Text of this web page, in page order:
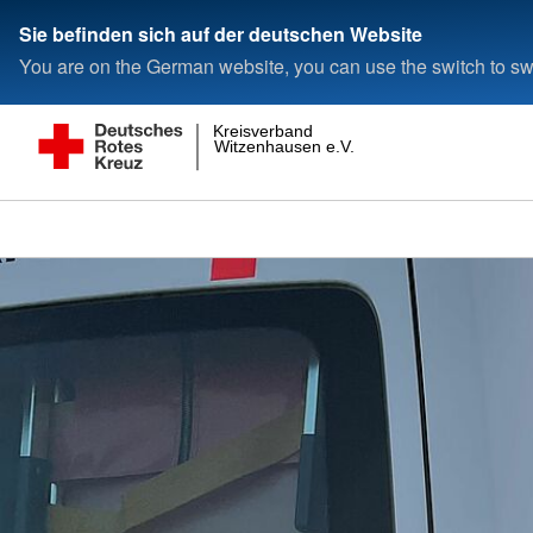
Sie befinden sich auf der deutschen Website
You are on the German website, you can use the switch to
Witzenhausen e.V.
Kreisverband